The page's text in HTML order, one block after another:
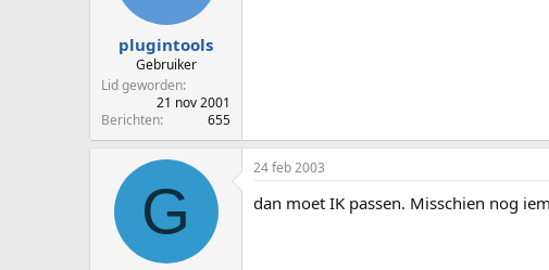
plugintools
Gebruiker
Lid geworden
21 nov 2001
Berichten
655
G
24 feb 2003
dan moet IK passen. Misschien nog